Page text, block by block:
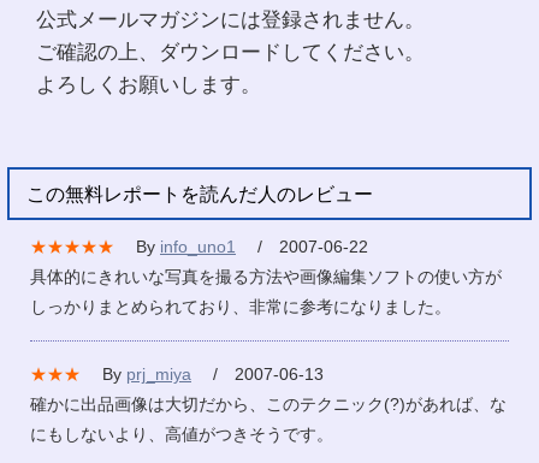
公式メールマガジンには登録されません。
ご確認の上、ダウンロードしてください。
よろしくお願いします。
この無料レポートを読んだ人のレビュー
★★★★★ By info_uno1
/ 2007-06-22
具体的にきれいな写真を撮る方法や画像編集ソフトの使い方が
しっかりまとめられており、非常に参考になりました。
★★★ By prj_miya
/ 2007-06-13
確かに出品画像は大切だから、このテクニック(?)があれば、な
にもしないより、高値がつきそうです。